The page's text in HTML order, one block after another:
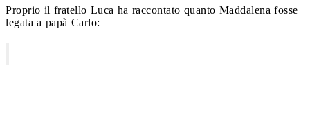
Proprio il fratello Luca ha raccontato quanto Maddalena fosse
legata a papà Carlo: